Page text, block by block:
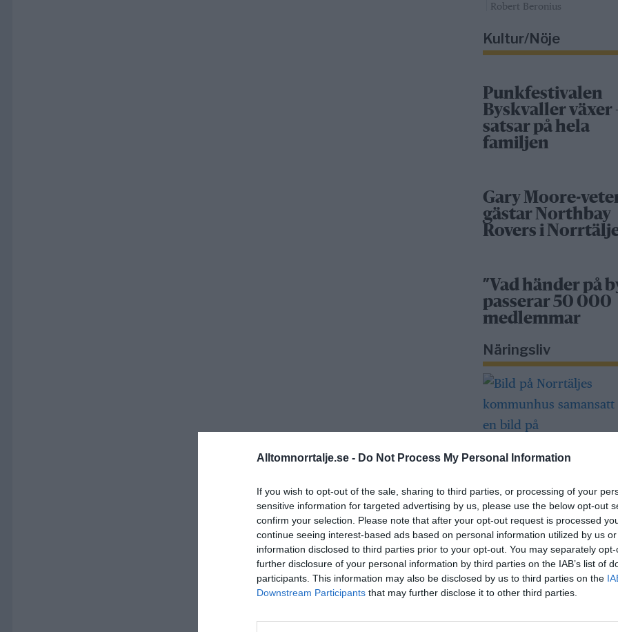
Alltomnorrtalje.se - Do Not Process My Personal Information
If you wish to opt-out of the sale, sharing to third parties, or processing of your
sensitive information for targeted advertising by us, please use the below opt-out
confirm your selection. Please note that after your opt-out request is processed
continue seeing interest-based ads based on personal information utilized by us
information disclosed to third parties prior to your opt-out. You may separately
further disclosure of your personal information by third parties on the IAB’s list of
participants. This information may also be disclosed by us to third parties on the
Downstream Participants that may further disclose it to other third parties.
Robert Beronius
Kultur/Nöje
Punkfestivalen
Byskvaller växer
satsar på hela
familjen
Gary Moore-
gästar Northbay
Rovers i
”Vad händer på
passerar 50 000
medlemmar
Näringsliv
Så många är
Norrtälje
Bino
comeback - tar